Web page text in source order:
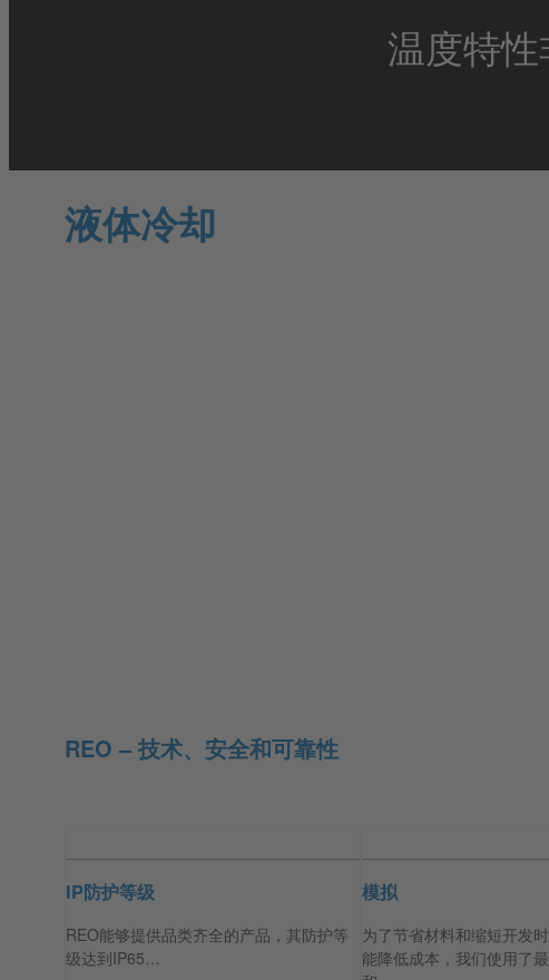
温度特
液体冷却
REO – 技术、安全和可靠性
IP防护等级
REO能够提供品类齐全的产品，其防护等
级达到IP65…
模拟
为了节省材料和缩短开发
能降低成本，我们使用了